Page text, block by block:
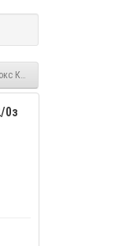
КЛ3/60/2.2/1з
0з